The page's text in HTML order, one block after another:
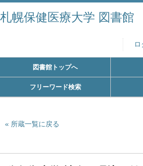
札幌保健医療大学 図書館
ロ
図書館トップへ
フリーワード検索
所蔵一覧に戻る